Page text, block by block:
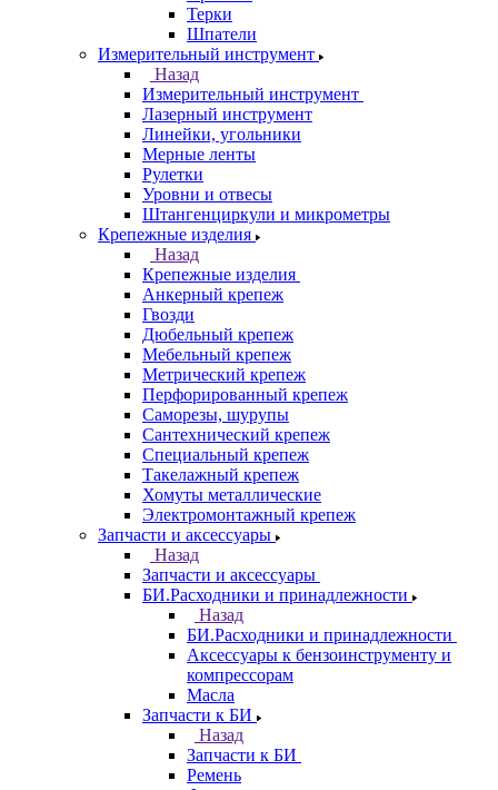
Терки
Шпатели
Измерительный инструмент
Назад
Измерительный инструмент
Лазерный инструмент
Линейки, угольники
Мерные ленты
Рулетки
Уровни и отвесы
Штангенциркули и микрометры
Крепежные изделия
Назад
Крепежные изделия
Анкерный крепеж
Гвозди
Дюбельный крепеж
Мебельный крепеж
Метрический крепеж
Перфорированный крепеж
Саморезы, шурупы
Сантехнический крепеж
Специальный крепеж
Такелажный крепеж
Хомуты металлические
Электромонтажный крепеж
Запчасти и аксессуары
Назад
Запчасти и аксессуары
БИ.Расходники и принадлежности
Назад
БИ.Расходники и принадлежности
Аксессуары к бензоинструменту и
компрессорам
Масла
Запчасти к БИ
Назад
Запчасти к БИ
Ремень